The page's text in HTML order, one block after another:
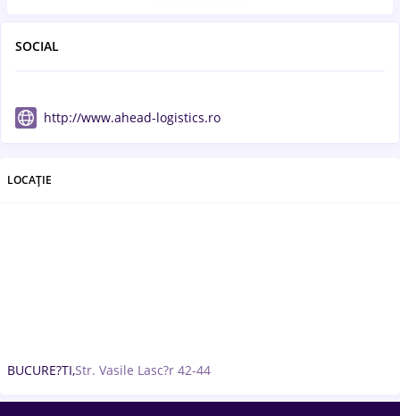
SOCIAL
http://www.ahead-logistics.ro
LOCAȚIE
BUCURE?TI,Str. Vasile Lasc?r 42-44